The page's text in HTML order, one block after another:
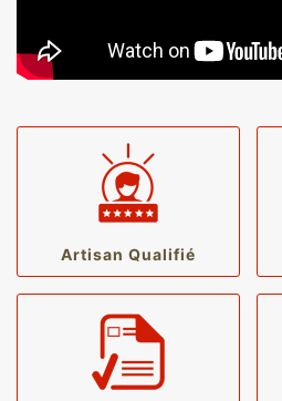
Artisan Qualifié